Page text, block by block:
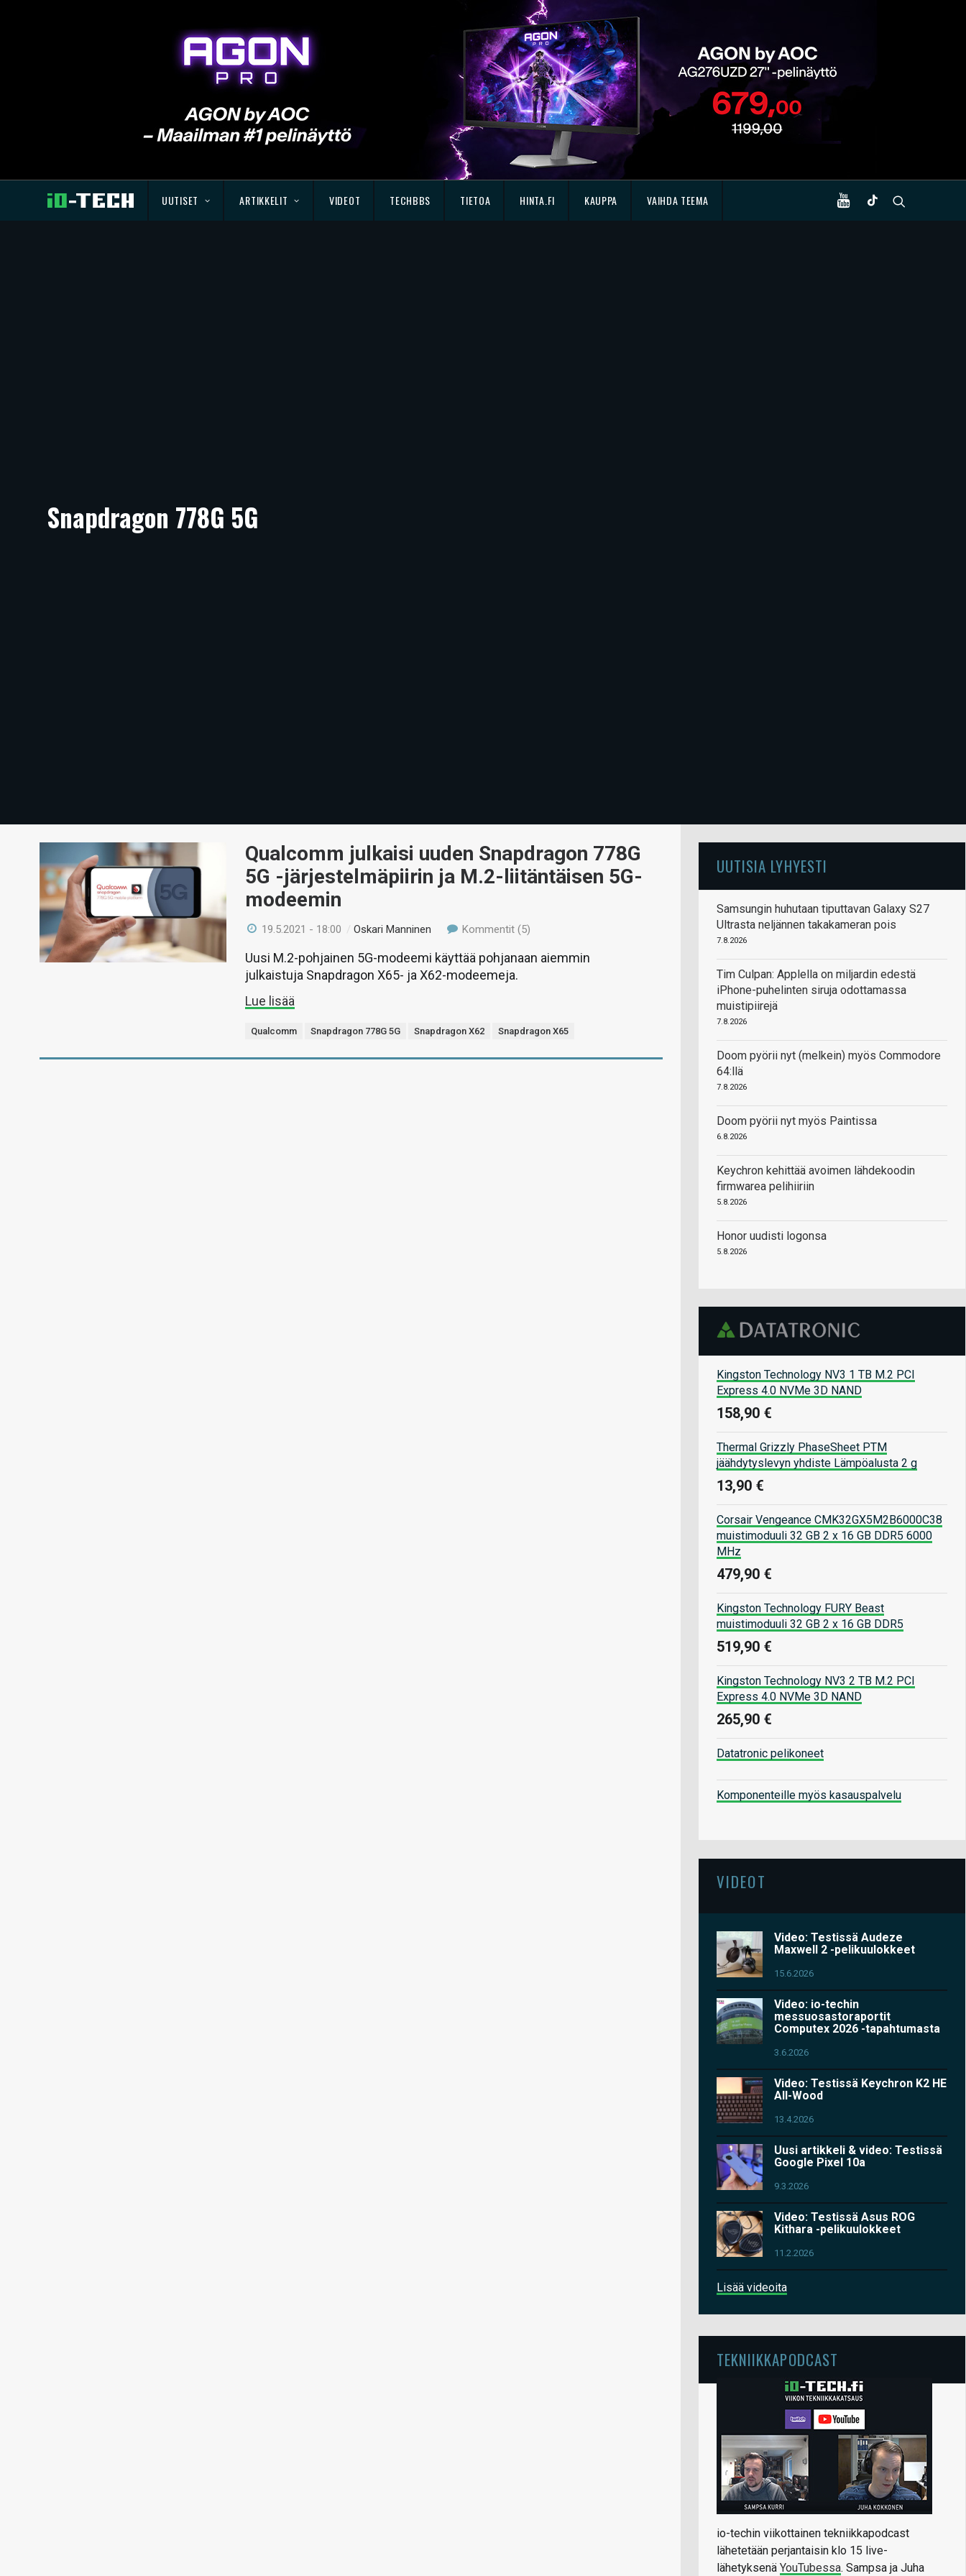
UUTISET ARTIKKELIT VIDEOT TECHBBS TIETOA HINTA.FI KAUPPA VAIHDA TEEMA
Snapdragon 778G 5G
Qualcomm julkaisi uuden Snapdragon 778G
5G -järjestelmäpiirin ja M.2-liitäntäisen 5G-
modeemin
19.5.2021 - 18:00 /Oskari Manninen Kommentit (5)
Uusi M.2-pohjainen 5G-modeemi käyttää pohjanaan aiemmin
julkaistuja Snapdragon X65- ja X62-modeemeja.
Lue lisää
Qualcomm Snapdragon 778G 5G Snapdragon X62 Snapdragon X65
UUTISIA LYHYESTI
Samsungin huhutaan tiputtavan Galaxy S27
Ultrasta neljännen takakameran pois
7.8.2026
Tim Culpan: Applella on miljardin edestä
iPhone-puhelinten siruja odottamassa
muistipiirejä
7.8.2026
Doom pyörii nyt (melkein) myös Commodore
64:llä
7.8.2026
Doom pyörii nyt myös Paintissa
6.8.2026
Keychron kehittää avoimen lähdekoodin
firmwarea pelihiiriin
5.8.2026
Honor uudisti logonsa
5.8.2026
Kingston Technology NV3 1 TB M.2 PCI
Express 4.0 NVMe 3D NAND
158,90 €
Thermal Grizzly PhaseSheet PTM
jäähdytyslevyn yhdiste Lämpöalusta 2 g
13,90 €
Corsair Vengeance CMK32GX5M2B6000C38
muistimoduuli 32 GB 2 x 16 GB DDR5 6000
MHz
479,90 €
Kingston Technology FURY Beast
muistimoduuli 32 GB 2 x 16 GB DDR5
519,90 €
Kingston Technology NV3 2 TB M.2 PCI
Express 4.0 NVMe 3D NAND
265,90 €
Datatronic pelikoneet
Komponenteille myös kasauspalvelu
VIDEOT
Video: Testissä Audeze
Maxwell 2 -pelikuulokkeet
15.6.2026
Video: io-techin
messuosastoraportit
Computex 2026 -tapahtumasta
3.6.2026
Video: Testissä Keychron K2 HE
All-Wood
13.4.2026
Uusi artikkeli & video: Testissä
Google Pixel 10a
9.3.2026
Video: Testissä Asus ROG
Kithara -pelikuulokkeet
11.2.2026
Lisää videoita
TEKNIIKKAPODCAST
io-techin viikottainen tekniikkapodcast
lähetetään perjantaisin klo 15 live-
lähetyksenä YouTubessa. Sampsa ja Juha